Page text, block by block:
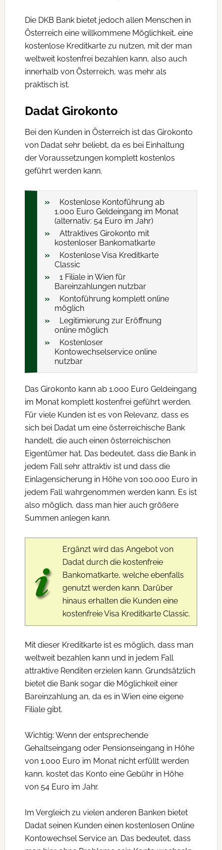
Die DKB Bank bietet jedoch allen Menschen in
Österreich eine willkommene Möglichkeit, eine
kostenlose Kreditkarte zu nutzen, mit der man
weltweit kostenfrei bezahlen kann, also auch
innerhalb von Österreich, was mehr als
praktisch ist.
Dadat Girokonto
Bei den Kunden in Österreich ist das Girokonto
von Dadat sehr beliebt, da es bei Einhaltung
der Voraussetzungen komplett kostenlos
geführt werden kann.
Kostenlose Kontoführung ab
1.000 Euro Geldeingang im Monat
(alternativ: 54 Euro im Jahr)
Attraktives Girokonto mit
kostenloser Bankomatkarte
Kostenlose Visa Kreditkarte
Classic
1 Filiale in Wien für
Bareinzahlungen nutzbar
Kontoführung komplett online
möglich
Legitimierung zur Eröffnung
online möglich
Kostenloser
Kontowechselservice online
nutzbar
Das Girokonto kann ab 1.000 Euro Geldeingang
im Monat komplett kostenfrei geführt werden.
Für viele Kunden ist es von Relevanz, dass es
sich bei Dadat um eine österreichische Bank
handelt, die auch einen österreichischen
Eigentümer hat. Das bedeutet, dass die Bank in
jedem Fall sehr attraktiv ist und dass die
Einlagensicherung in Höhe von 100.000 Euro in
jedem Fall wahrgenommen werden kann. Es ist
also möglich, dass man hier auch größere
Summen anlegen kann.
Ergänzt wird das Angebot von
Dadat durch die kostenfreie
Bankomatkarte, welche ebenfalls
genutzt werden kann. Darüber
hinaus erhalten die Kunden eine
kostenfreie Visa Kreditkarte Classic.
Mit dieser Kreditkarte ist es möglich, dass man
weltweit bezahlen kann und in jedem Fall
attraktive Renditen erzielen kann. Grundsätzlich
bietet die Bank sogar die Möglichkeit einer
Bareinzahlung an, da es in Wien eine eigene
Filiale gibt.
Wichtig: Wenn der entsprechende
Gehaltseingang oder Pensionseingang in Höhe
von 1.000 Euro im Monat nicht erfüllt werden
kann, kostet das Konto eine Gebühr in Höhe
von 54 Euro im Jahr.
Im Vergleich zu vielen anderen Banken bietet
Dadat seinen Kunden einen kostenlosen Online
Kontowechsel Service an. Das bedeutet, dass